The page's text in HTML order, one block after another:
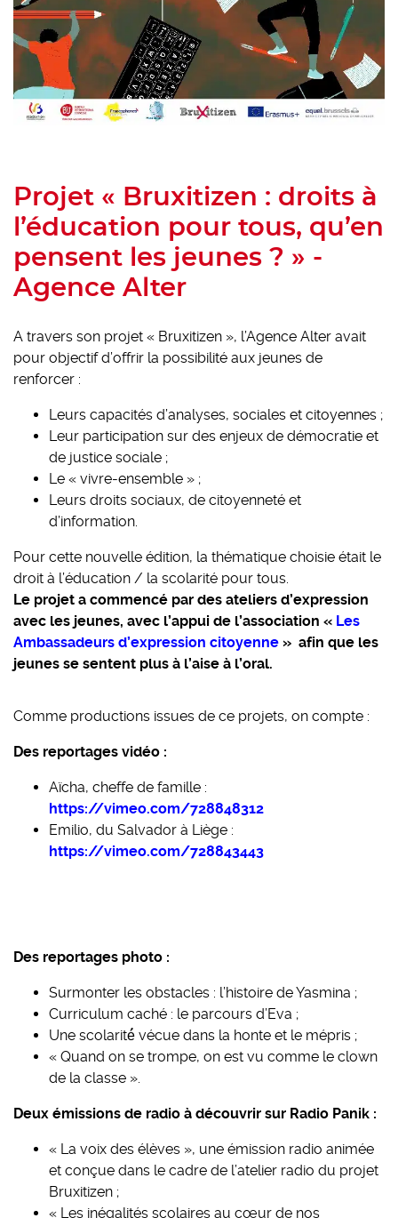
Projet « Bruxitizen : droits à
l’éducation pour tous, qu’en
pensent les jeunes ? » -
Agence Alter
A travers son projet « Bruxitizen », l’Agence Alter avait
pour objectif d’offrir la possibilité aux jeunes de
renforcer :
Leurs capacités d’analyses, sociales et citoyennes ;
Leur participation sur des enjeux de démocratie et
de justice sociale ;
Le « vivre-ensemble » ;
Leurs droits sociaux, de citoyenneté et
d’information.
Pour cette nouvelle édition, la thématique choisie était le
droit à l’éducation / la scolarité pour tous.
Le projet a commencé par des ateliers d’expression
avec les jeunes, avec l’appui de l’association « Les
Ambassadeurs d’expression citoyenne » afin que les
jeunes se sentent plus à l’aise à l’oral.
Comme productions issues de ce projets, on compte :
Des reportages vidéo :
Aïcha, cheffe de famille :
https://vimeo.com/728848312
Emilio, du Salvador à Liège :
https://vimeo.com/728843443
Des reportages photo :
Surmonter les obstacles : l’histoire de Yasmina ;
Curriculum caché : le parcours d’Eva ;
Une scolarité́ vécue dans la honte et le mépris ;
« Quand on se trompe, on est vu comme le clown
de la classe ».
Deux émissions de radio à découvrir sur Radio Panik :
« La voix des élèves », une émission radio animée
et conçue dans le cadre de l’atelier radio du projet
Bruxitizen ;
« Les inégalités scolaires au cœur de nos